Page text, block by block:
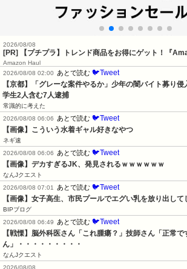
2026/08/08
[PR] 【プチプラ】トレンド商品をお得にゲット！『
Amazon Haul
2026/08/08 02:00
あとで読む 🐦Tweet
【京都】「グレーな案件やるか」少年の闇バイト募り
学生2人含む7人逮捕
常識的に考えた
2026/08/08 06:06
あとで読む 🐦Tweet
【画像】こういう水着ギャル好きなやつ
ネギ速
2026/08/08 06:06
あとで読む 🐦Tweet
【画像】デカすぎるJK、発見されるｗｗｗｗｗｗ
なんJクエスト
2026/08/08 07:01
あとで読む 🐦Tweet
【画像】女子高生、市民プールでエグい乳を放り出し
BIPブログ
2026/08/08 06:49
あとで読む 🐦Tweet
【戦慄】脳外科医さん「これ腫瘍？」技師さん「正常
ん」・・・・・・・・・
なんJクエスト
2026/08/08